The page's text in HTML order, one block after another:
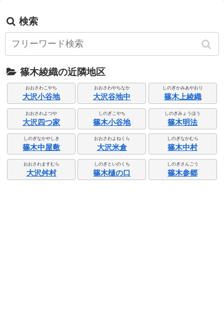
検索
篠木綾織の近隣地区
おおさわこやち
大沢小谷地
おおさわやちなか
大沢谷地中
しのぎかみあやおり
篠木上綾織
おおさわよつや
大沢四つ家
しのぎこやち
篠木小谷地
しのぎみょうほう
篠木明法
しのぎなかやしき
篠木中屋敷
おおさわよねくら
大沢米倉
しのぎなかむら
篠木中村
おおさわますむら
大沢舛村
しのぎといのくち
篠木樋の口
しのぎさんごう
篠木参郷